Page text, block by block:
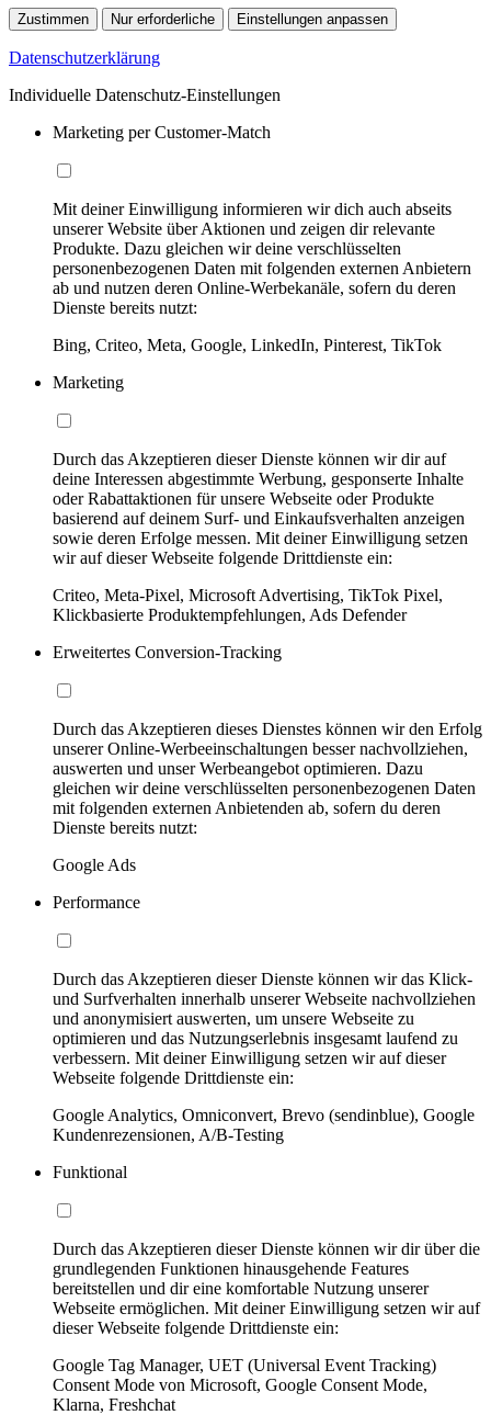
Zustimmen Nur erforderliche Einstellungen anpassen
Datenschutzerklärung
Individuelle Datenschutz-Einstellungen
Marketing per Customer-Match
Mit deiner Einwilligung informieren wir dich auch abseits
unserer Website über Aktionen und zeigen dir relevante
Produkte. Dazu gleichen wir deine verschlüsselten
personenbezogenen Daten mit folgenden externen Anbietern
ab und nutzen deren Online-Werbekanäle, sofern du deren
Dienste bereits nutzt:
Bing, Criteo, Meta, Google, LinkedIn, Pinterest, TikTok
Marketing
Durch das Akzeptieren dieser Dienste können wir dir auf
deine Interessen abgestimmte Werbung, gesponserte Inhalte
oder Rabattaktionen für unsere Webseite oder Produkte
basierend auf deinem Surf- und Einkaufsverhalten anzeigen
sowie deren Erfolge messen. Mit deiner Einwilligung setzen
wir auf dieser Webseite folgende Drittdienste ein:
Criteo, Meta-Pixel, Microsoft Advertising, TikTok Pixel,
Klickbasierte Produktempfehlungen, Ads Defender
Erweitertes Conversion-Tracking
Durch das Akzeptieren dieses Dienstes können wir den Erfolg
unserer Online-Werbeeinschaltungen besser nachvollziehen,
auswerten und unser Werbeangebot optimieren. Dazu
gleichen wir deine verschlüsselten personenbezogenen Daten
mit folgenden externen Anbietenden ab, sofern du deren
Dienste bereits nutzt:
Google Ads
Performance
Durch das Akzeptieren dieser Dienste können wir das Klick-
und Surfverhalten innerhalb unserer Webseite nachvollziehen
und anonymisiert auswerten, um unsere Webseite zu
optimieren und das Nutzungserlebnis insgesamt laufend zu
verbessern. Mit deiner Einwilligung setzen wir auf dieser
Webseite folgende Drittdienste ein:
Google Analytics, Omniconvert, Brevo (sendinblue), Google
Kundenrezensionen, A/B-Testing
Funktional
Durch das Akzeptieren dieser Dienste können wir dir über die
grundlegenden Funktionen hinausgehende Features
bereitstellen und dir eine komfortable Nutzung unserer
Webseite ermöglichen. Mit deiner Einwilligung setzen wir auf
dieser Webseite folgende Drittdienste ein:
Google Tag Manager, UET (Universal Event Tracking)
Consent Mode von Microsoft, Google Consent Mode,
Klarna, Freshchat